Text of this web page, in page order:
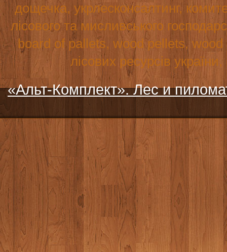
дощечка, укрлесконсалтинг,
лісового та мисливського
board of pallets,wood pellets,wood
лісових ресурсів
«Альт-Комплект». Лес и